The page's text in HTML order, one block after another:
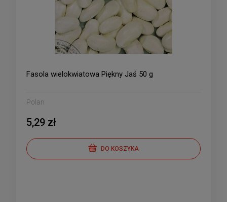
Fasola wielokwiatowa Piękny Jaś 50 g
Polan
5,29 zł
DO KOSZYKA